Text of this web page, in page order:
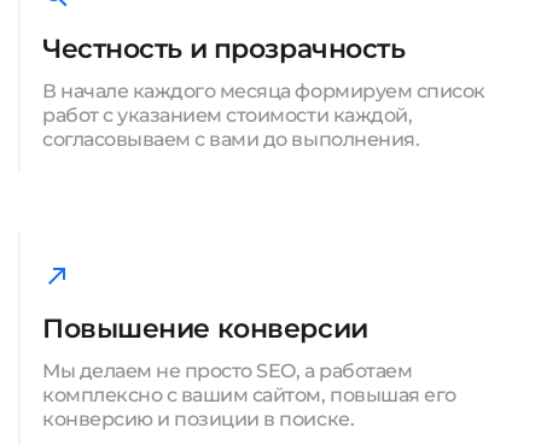
Честность и прозрачность
В начале каждого месяца формируем список
работ с указанием стоимости каждой,
согласовываем с вами до выполнения.
Повышение конверсии
Мы делаем не просто SEO, а работаем
комплексно с вашим сайтом, повышая его
конверсию и позиции в поиске.